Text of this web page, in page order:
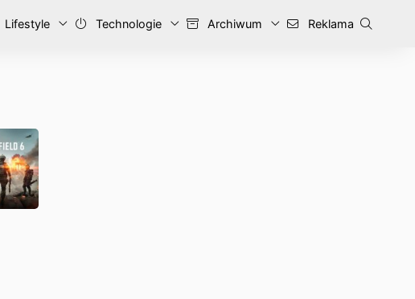
Lifestyle Technologie Archiwum Reklama